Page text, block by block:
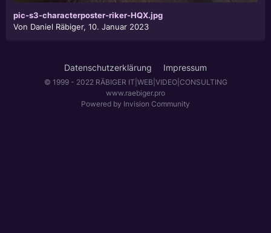
pic-s3-characterposter-riker-HQX.jpg
Von Daniel Räbiger, 10. Januar 2023
Datenschutzerklärung Impressum
© 1999 - 2022 RÄBIGER IT|WEB|VIDEO|CONSULTING
www.raebiger.pro
Powered by Invision Community